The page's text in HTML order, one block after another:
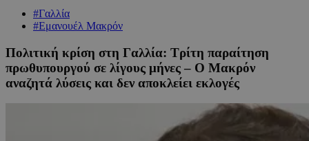
#Γαλλία
#Εμανουέλ Μακρόν
Πολιτική κρίση στη Γαλλία: Τρίτη παραίτηση
πρωθυπουργού σε λίγους μήνες – Ο Μακρόν
αναζητά λύσεις και δεν αποκλείει εκλογές